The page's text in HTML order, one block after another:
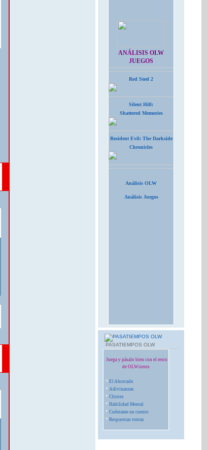
ANÁLISIS OLW
JUEGOS
Red Steel 2
Silent Hill:
Shattered Memories
Resident Evil: The Darkside
Chronicles
Análisis OLW
Análisis Juegos
PASATIEMPOS OLW
Juega y pásalo bien con el resto
de OLWiieros
*El Ahorcado
*Adivinanzas
*Chistes
*Habilidad Mental
*Cuéntame un cuento
* Respuestas tontas